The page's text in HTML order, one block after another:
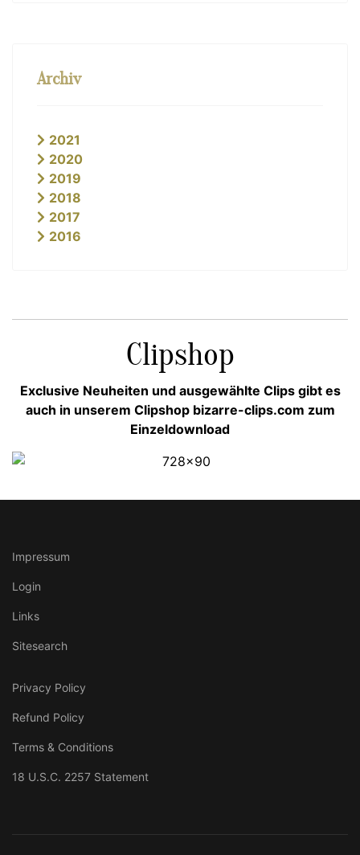
Archiv
2021
2020
2019
2018
2017
2016
Clipshop
Exclusive Neuheiten und ausgewählte Clips gibt es
auch in unserem Clipshop bizarre-clips.com zum
Einzeldownload
Impressum
Login
Links
Sitesearch
Privacy Policy
Refund Policy
Terms & Conditions
18 U.S.C. 2257 Statement